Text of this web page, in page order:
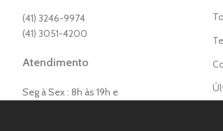
(41) 3246-9974
(41) 3051-4200
Atendimento
Seg à Sex : 8h às 19h e